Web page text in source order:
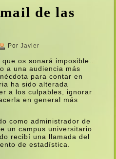
de las
Por Javier
os sonará imposible..
a una audiencia más
para contar en
ha sido alterada
a los culpables, ignorar
en general más
como administrador de
un campus universitario
recibí­ una llamada del
de estadí­stica.